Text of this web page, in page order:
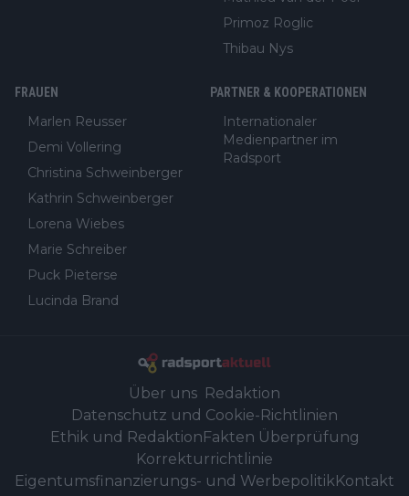
Primoz Roglic
Thibau Nys
FRAUEN
Marlen Reusser
Demi Vollering
Christina Schweinberger
Kathrin Schweinberger
Lorena Wiebes
Marie Schreiber
Puck Pieterse
Lucinda Brand
PARTNER & KOOPERATIONEN
Internationaler
Medienpartner im
Radsport
Über uns Redaktion
Datenschutz und Cookie-Richtlinien
Ethik und Redaktion Fakten Überprüfung
Korrekturrichtlinie
Eigentumsfinanzierungs- und WerbepolitikKontakt